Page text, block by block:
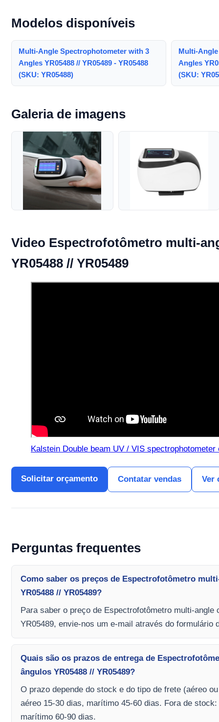
Modelos disponíveis
Multi-Angle Spectrophotometer with 3
Angles YR05488 // YR05489 - YR05488
(SKU: YR05488)
Multi-
Angles
(SKU:
Galeria de imagens
Video Espectrofotômetro multi-
YR05488 // YR05489
Kalstein Double beam UV / VIS spectrophotometer
Solicitar orçamento Contatar vendas Ver
Perguntas frequentes
Como saber os preços de Espectrofotômetro
YR05488 // YR05489?
Para saber o preço de Espectrofotômetro multi-angle
YR05489, envie-nos um e-mail através do formulário
Quais são os prazos de entrega de
ângulos YR05488 // YR05489?
O prazo depende do stock e do tipo de frete (aéreo
aéreo 15-30 dias, marítimo 45-60 dias. Fora de
marítimo 60-90 dias.